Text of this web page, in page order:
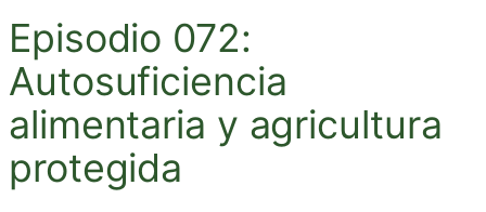
Episodio 072:
Autosuficiencia
alimentaria y agricultura
protegida